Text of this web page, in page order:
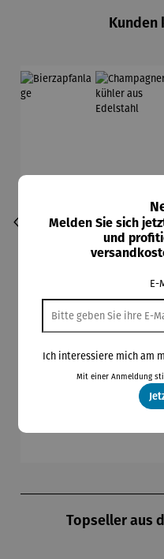
Kunden
Bierzapfa
Champagn
erkühler
aus
Edelstahl
59,95 €
Topseller aus
Melden Sie sich
und
E-
Ich interessiere mich am
Mit einer Anmeldung